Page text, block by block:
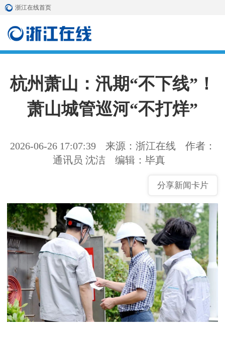
浙江在线首页
杭州萧山：汛期“不下线”！
萧山城管巡河“不打烊”
2026-06-26 17:07:39 来源：浙江在线
作者：
通讯员 沈洁
编辑：毕真
分享新闻卡片